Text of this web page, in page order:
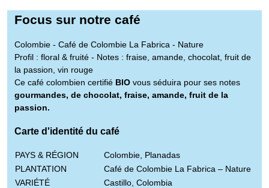
Focus sur notre café
Colombie - Café de Colombie La Fabrica - Nature
Profil : floral & fruité - Notes : fraise amande chocolat fruit de
la passion vin rouge
Ce café colombien certifié BIO vous séduira pour ses notes
gourmandes, de chocolat, fraise, amande, fruit de la
passion.
Carte d'identité du café
PAYS & RÉGION
Colombie, Planadas
PLANTATION
Café de Colombie La Fabrica – Nature
VARIÉTÉ
Castillo, Colombia